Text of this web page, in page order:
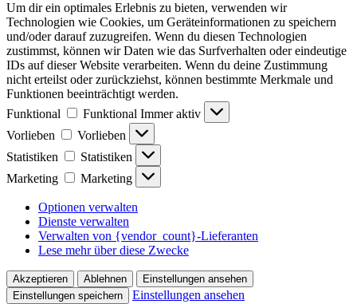
Um dir ein optimales Erlebnis zu bieten, verwenden wir
Technologien wie Cookies, um Geräteinformationen zu speichern
und/oder darauf zuzugreifen. Wenn du diesen Technologien
zustimmst, können wir Daten wie das Surfverhalten oder eindeutige
IDs auf dieser Website verarbeiten. Wenn du deine Zustimmung
nicht erteilst oder zurückziehst, können bestimmte Merkmale und
Funktionen beeinträchtigt werden.
Funktional
Funktional Immer aktiv
Vorlieben
Vorlieben
Statistiken
Statistiken
Marketing
Marketing
Optionen verwalten
Dienste verwalten
Verwalten von {vendor_count}-Lieferanten
Lese mehr über diese Zwecke
Akzeptieren Ablehnen
Einstellungen ansehen
Einstellungen speichern
Einstellungen ansehen